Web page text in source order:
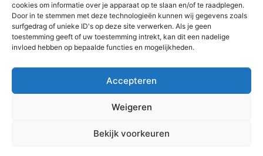
cookies om informatie over je apparaat op te slaan en/of te raadplegen.
Door in te stemmen met deze technologieën kunnen wij gegevens zoals
surfgedrag of unieke ID's op deze site verwerken. Als je geen
toestemming geeft of uw toestemming intrekt, kan dit een nadelige
invloed hebben op bepaalde functies en mogelijkheden.
Accepteren
Weigeren
Bekijk voorkeuren
Mijn naam, e-mail en site opslaan in deze browser voor de
volgende keer wanneer ik een reactie plaats.
reactie gegevens worden verwerkt .